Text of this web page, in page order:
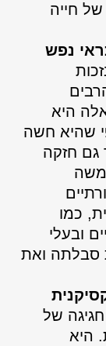
של חייה
נפש
היא
שהיא חשה
גם חזקה
כמו
ובעלי
סבלתה ואת
של
היא